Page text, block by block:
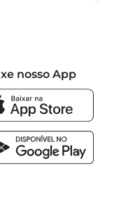
nosso App